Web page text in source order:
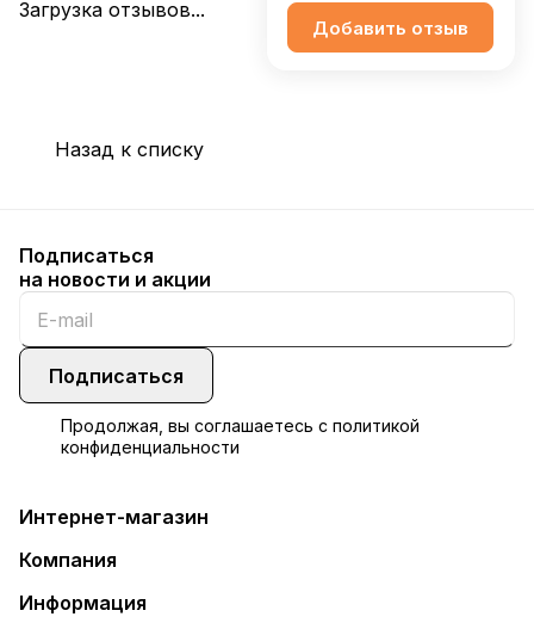
Загрузка отзывов...
Добавить отзыв
Назад к списку
Подписаться
на новости и акции
Подписаться
Продолжая, вы соглашаетесь с политикой
конфиденциальности
Интернет-магазин
Компания
Информация